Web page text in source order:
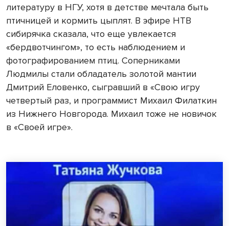
литературу в НГУ, хотя в детстве мечтала быть
птичницей и кормить цыплят. В эфире НТВ
сибирячка сказала, что еще увлекается
«бердвотчингом», то есть наблюдением и
фотографированием птиц. Соперниками
Людмилы стали обладатель золотой мантии
Дмитрий Еловенко, сыгравший в «Свою игру
четвертый раз, и программист Михаил Филаткин
из Нижнего Новгорода. Михаил тоже не новичок
в «Своей игре».